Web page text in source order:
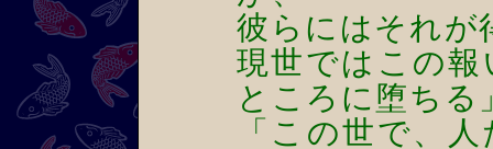
彼らにはそれが
現世ではこの
ところに堕ちる
「この世で、